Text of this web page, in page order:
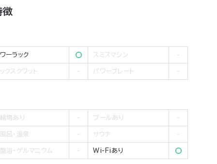
徴
ーラック スミスマシン
クスクワット パワープレート
輪場あり プールあり
呂・温泉 サウナ
浴・ゲルマニウム Wi-Fiあり